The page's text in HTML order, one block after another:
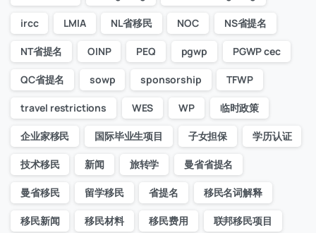
ircc LMIA NL省移民 NOC NS省提名
NT省提名 OINP PEQ pgwp PGWP cec
QC省提名 sowp sponsorship TFWP
travel restrictions WES WP 临时政策
企业家移民 国际毕业生项目 子女担保 学历认证
技术移民 新闻 旅转学 曼省省提名
曼省移民 留学移民 省提名 移民名词解释
移民新闻 移民材料 移民费用 联邦移民项目